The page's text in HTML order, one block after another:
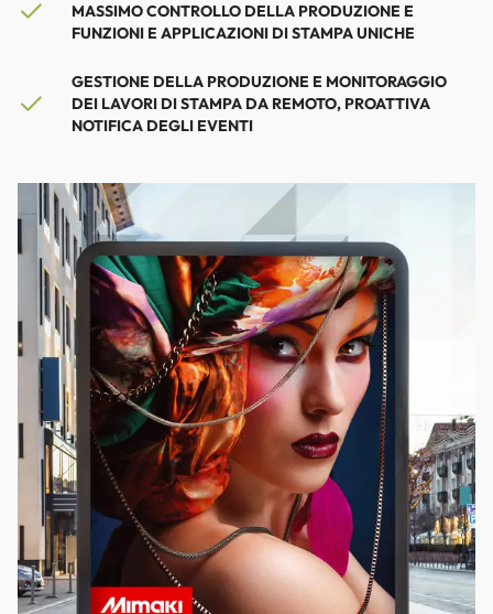
MASSIMO CONTROLLO DELLA PRODUZIONE E
FUNZIONI E APPLICAZIONI DI STAMPA UNICHE
GESTIONE DELLA PRODUZIONE E MONITORAGGIO
DEI LAVORI DI STAMPA DA REMOTO, PROATTIVA
NOTIFICA DEGLI EVENTI